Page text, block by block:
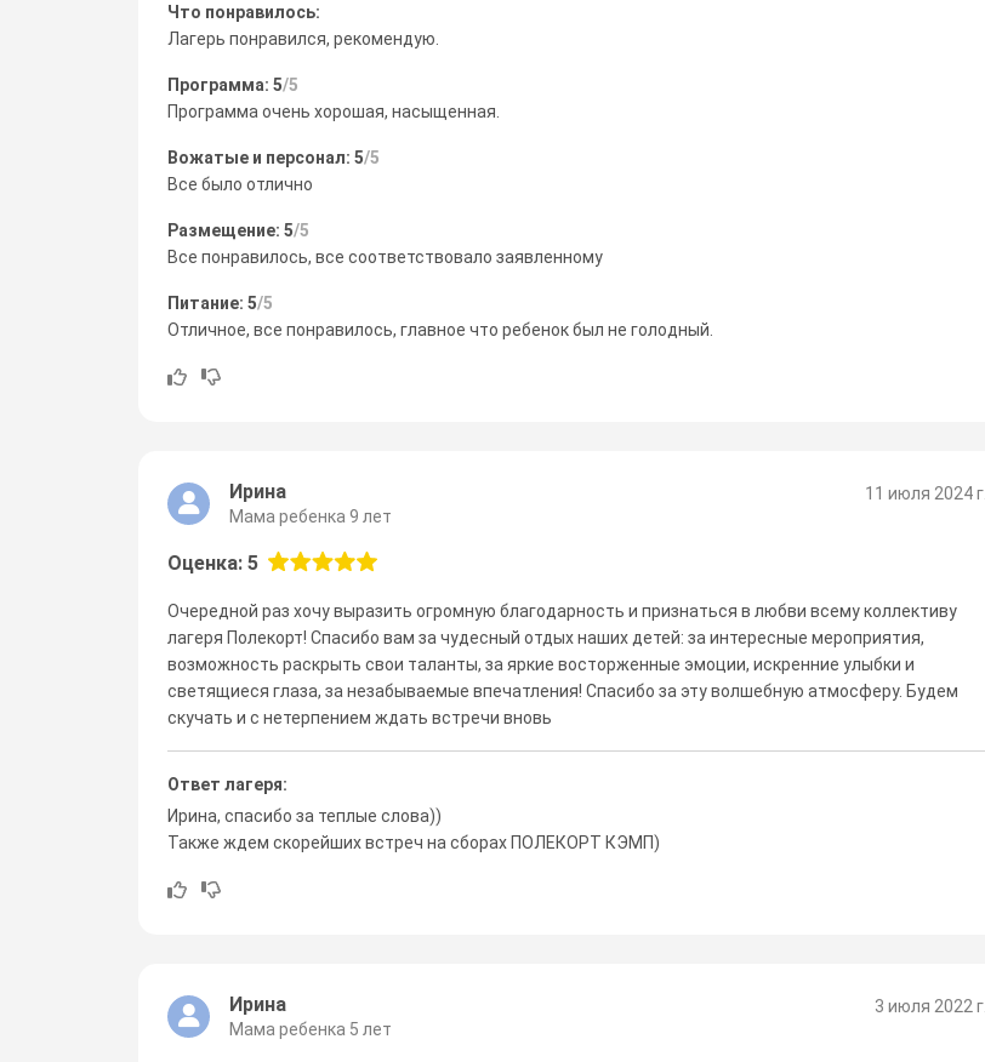
Что понравилось:
Лагерь понравился, рекомендую.
Программа: 5/5
Программа очень хорошая, насыщенная.
Вожатые и персонал: 5/5
Все было отлично
Размещение: 5/5
Все понравилось, все соответствовало заявленному
Питание: 5/5
Отличное, все понравилось, главное что ребенок был не голодный.
11 июля 2024 г.
Ирина
Мама ребенка 9 лет
Оценка: 5
Очередной раз хочу выразить огромную благодарность и признаться в любви всему коллективу
лагеря Полекорт! Спасибо вам за чудесный отдых наших детей: за интересные мероприятия,
возможность раскрыть свои таланты, за яркие восторженные эмоции, искренние улыбки и
светящиеся глаза, за незабываемые впечатления! Спасибо за эту волшебную атмосферу. Будем
скучать и с нетерпением ждать встречи вновь
Ответ лагеря:
Ирина, спасибо за теплые слова))
Также ждем скорейших встреч на сборах ПОЛЕКОРТ КЭМП)
3 июля 2022 г.
Ирина
Мама ребенка 5 лет